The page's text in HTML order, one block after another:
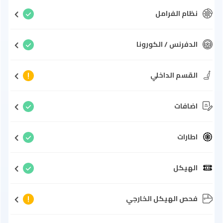
نظام الفرامل
الدفرنس / الكورونا
القسم الداخلي
اضافات
اطارات
الهيكل
فحص الهيكل الخارجي